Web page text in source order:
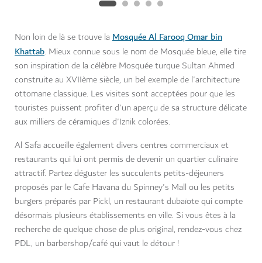
Non loin de là se trouve la Mosquée Al Farooq Omar bin
Khattab. Mieux connue sous le nom de Mosquée bleue, elle tire
son inspiration de la célèbre Mosquée turque Sultan Ahmed
construite au XVIIème siècle, un bel exemple de l'architecture
ottomane classique. Les visites sont acceptées pour que les
touristes puissent profiter d'un aperçu de sa structure délicate
aux milliers de céramiques d'Iznik colorées.
Al Safa accueille également divers centres commerciaux et
restaurants qui lui ont permis de devenir un quartier culinaire
attractif. Partez déguster les succulents petits-déjeuners
proposés par le Cafe Havana du Spinney's Mall ou les petits
burgers préparés par Pickl, un restaurant dubaïote qui compte
désormais plusieurs établissements en ville. Si vous êtes à la
recherche de quelque chose de plus original, rendez-vous chez
PDL, un barbershop/café qui vaut le détour !